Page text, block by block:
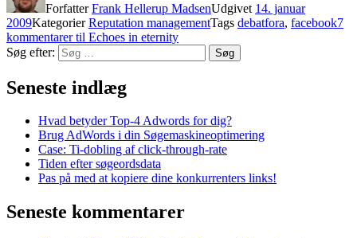
ForfatterFrank Hellerup MadsenUdgivet 14. januar
2009KategorierReputation managementTags debatfora, facebook7
kommentarertil Echoes in eternity
Søg efter:
Søg
Seneste indlæg
Hvad betyder Top-4 Adwords for dig?
Brug AdWords i din Søgemaskineoptimering
Case: Ti-dobling af click-through-rate
Tiden efter søgeordsdata
Pas på med at kopiere dine konkurrenters links!
Seneste kommentarer